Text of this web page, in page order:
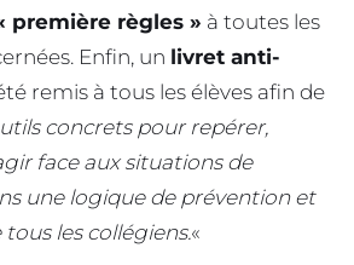
première règles » à toutes les
Enfin, un livret anti-
remis à tous les élèves afin de
concrets pour repérer,
face aux situations de
une logique de prévention et
les collégiens.«